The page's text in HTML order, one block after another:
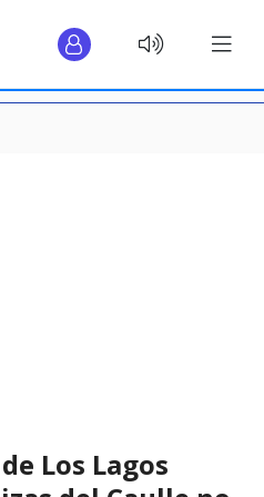
Los Lagos